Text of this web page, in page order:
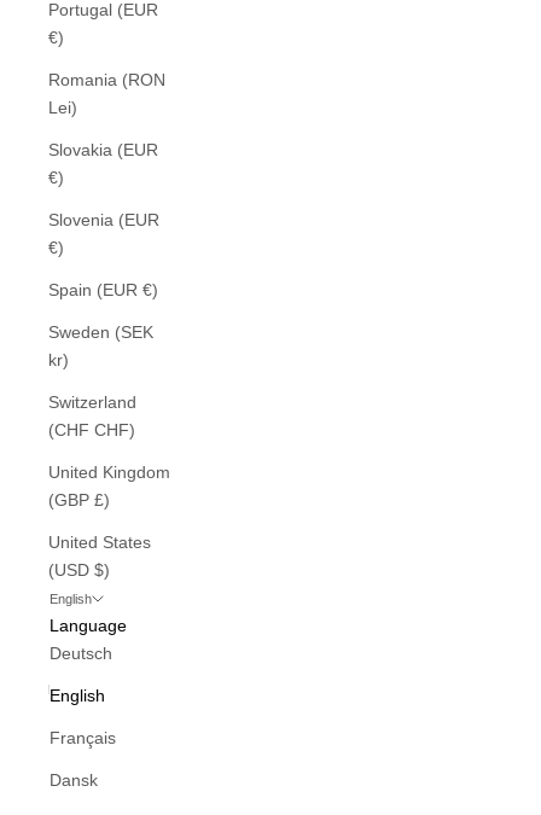
Portugal (EUR
€)
Romania (RON
Lei)
Slovakia (EUR
€)
Slovenia (EUR
€)
Spain (EUR €)
Sweden (SEK
kr)
Switzerland
(CHF CHF)
United Kingdom
(GBP £)
United States
(USD $)
English
Language
Deutsch
English
Français
Dansk